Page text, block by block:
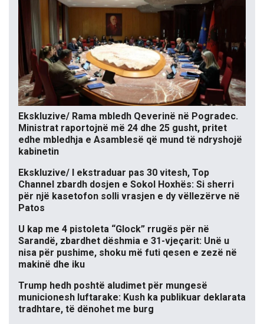
Ekskluzive/ Rama mbledh Qeverinë në Pogradec.
Ministrat raportojnë më 24 dhe 25 gusht, pritet
edhe mbledhja e Asamblesë që mund të ndryshojë
kabinetin
Ekskluzive/ I ekstraduar pas 30 vitesh, Top
Channel zbardh dosjen e Sokol Hoxhës: Si sherri
për një kasetofon solli vrasjen e dy vëllezërve në
Patos
U kap me 4 pistoleta “Glock” rrugës për në
Sarandë, zbardhet dëshmia e 31-vjeçarit: Unë u
nisa për pushime, shoku më futi qesen e zezë në
makinë dhe iku
Trump hedh poshtë aludimet për mungesë
municionesh luftarake: Kush ka publikuar deklarata
tradhtare, të dënohet me burg